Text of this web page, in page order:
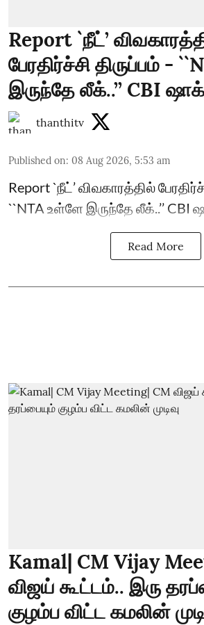
Report `நீட்’
பேரதிர்ச்சி திருப்பம் -
இருந்தே லீக்..’’ CBI
thanthitv
Published on: 08 Aug 2026, 5:53 am
Report `நீட்’ விவகாரத்தில்
``NTA உள்ளே இருந்தே லீக்..’’ CBI
Read More
Kamal| CM Vijay
விஜய் கூட்டம்.. இரு
குழம்ப விட்ட கமலின்